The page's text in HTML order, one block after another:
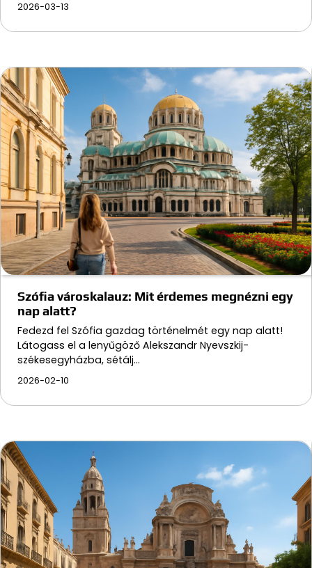
2026-03-13
Szófia városkalauz: Mit érdemes megnézni egy
nap alatt?
Fedezd fel Szófia gazdag történelmét egy nap alatt!
Látogass el a lenyűgöző Alekszandr Nyevszkij-
székesegyházba, sétálj…
2026-02-10